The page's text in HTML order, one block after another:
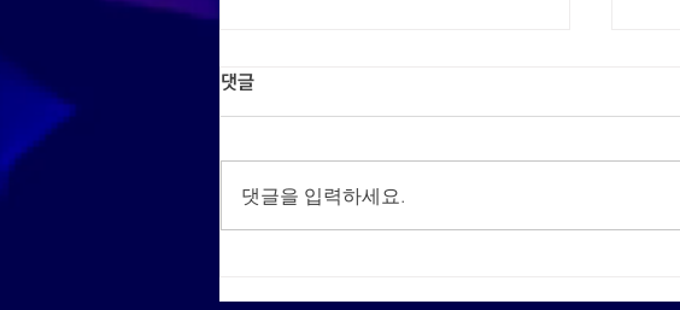
댓글
댓글을 입력하세요.